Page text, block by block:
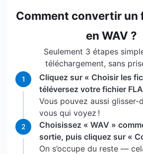
Comment convertir un
en WAV ?
Seulement 3 étapes
téléchargement, sans
1
Cliquez sur « Choisir les
téléversez votre fichier
Vous pouvez aussi glisser-
vous qui voyez !
2
Choisissez « WAV »
sortie, puis cliquez sur «
On s’occupe du reste —